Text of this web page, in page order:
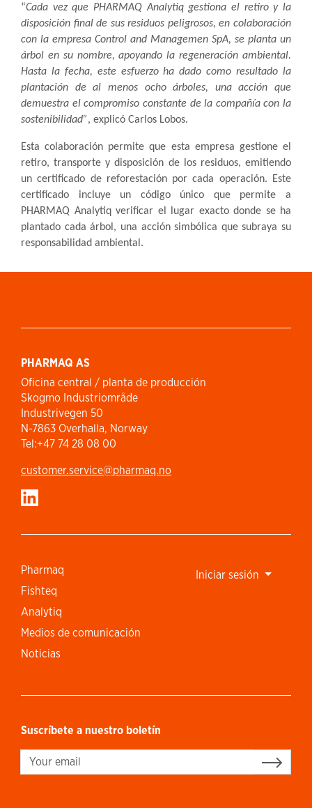
“Cada vez que PHARMAQ Analytiq gestiona el retiro y la
disposición final de sus residuos peligrosos, en colaboración
con la empresa Control and Managemen SpA, se planta un
árbol en su nombre, apoyando la regeneración ambiental.
Hasta la fecha, este esfuerzo ha dado como resultado la
plantación de al menos ocho árboles, una acción que
demuestra el compromiso constante de la compañía con la
sostenibilidad”, explicó Carlos Lobos.
Esta colaboración permite que esta empresa gestione el
retiro, transporte y disposición de los residuos, emitiendo
un certificado de reforestación por cada operación. Este
certificado incluye un código único que permite a
PHARMAQ Analytiq verificar el lugar exacto donde se ha
plantado cada árbol, una acción simbólica que subraya su
responsabilidad ambiental.
PHARMAQ AS
Oficina central / planta de producción
Skogmo Industriområde
Industrivegen 50
N-7863 Overhalla, Norway
Tel:+47 74 28 08 00
customer.service​@pharmaq.no
Pharmaq
Fishteq
Analytiq
Medios de comunicación
Noticias
Iniciar sesión
Suscríbete a nuestro boletín
Sign up